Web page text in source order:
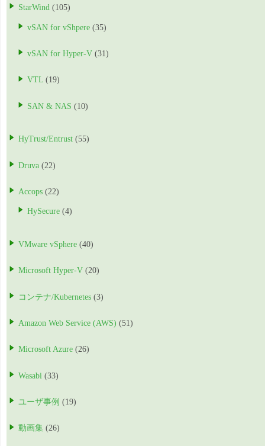
StarWind (105)
vSAN for vShpere (35)
vSAN for Hyper-V (31)
VTL (19)
SAN & NAS (10)
HyTrust/Entrust (55)
Druva (22)
Accops (22)
HySecure (4)
VMware vSphere (40)
Microsoft Hyper-V (20)
コンテナ/Kubernetes (3)
Amazon Web Service (AWS) (51)
Microsoft Azure (26)
Wasabi (33)
ユーザ事例 (19)
動画集 (26)